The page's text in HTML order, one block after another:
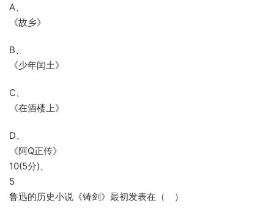
A、
《故乡》
B、
《少年闰土》
C、
《在酒楼上》
D、
《阿Q正传》
10(5分)、
5
鲁迅的历史小说《铸剑》最初发表在（ ）